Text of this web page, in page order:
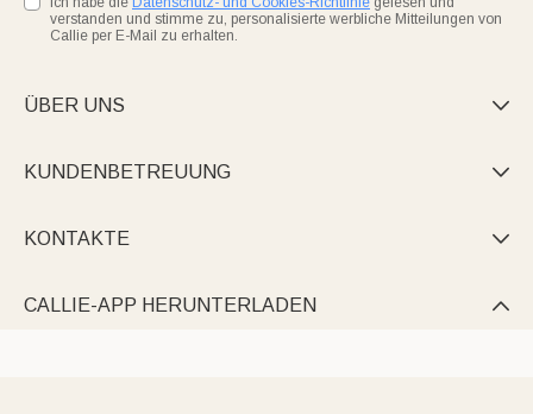
verstanden und stimme zu, personalisierte werbliche Mitteilungen von
Callie per E-Mail zu erhalten.
ÜBER UNS 
KUNDENBETREUUNG 
KONTAKTE 
CALLIE-APP HERUNTERLADEN 